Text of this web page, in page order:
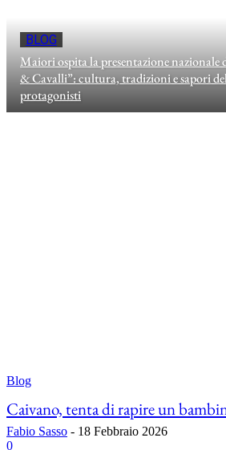
BLOG
Maiori ospita la presentazione nazionale
& Cavalli”: cultura, tradizioni e sapori
protagonisti
Blog
Caivano, tenta di rapire un
Fabio Sasso - 18 Febbraio 2026
0